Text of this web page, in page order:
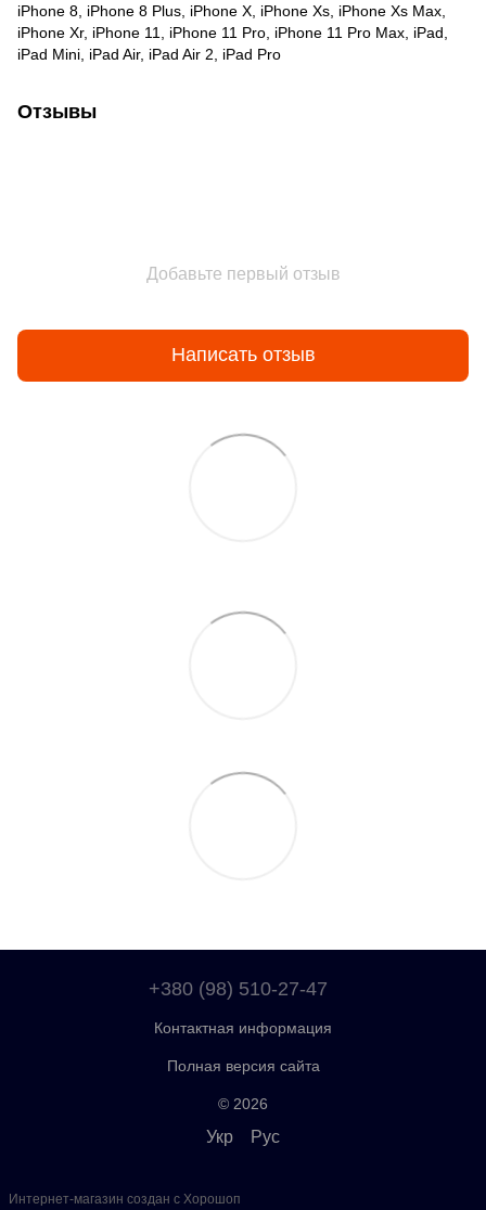
iPhone 8, iPhone 8 Plus, iPhone X, iPhone Xs, iPhone Xs Max,
iPhone Xr, iPhone 11, iPhone 11 Pro, iPhone 11 Pro Max, iPad,
iPad Mini, iPad Air, iPad Air 2, iPad Pro
Отзывы
Добавьте первый отзыв
Написать отзыв
+380 (98) 510-27-47
Контактная информация
Полная версия сайта
© 2026
Укр Рус
Интернет-магазин создан с Хорошоп